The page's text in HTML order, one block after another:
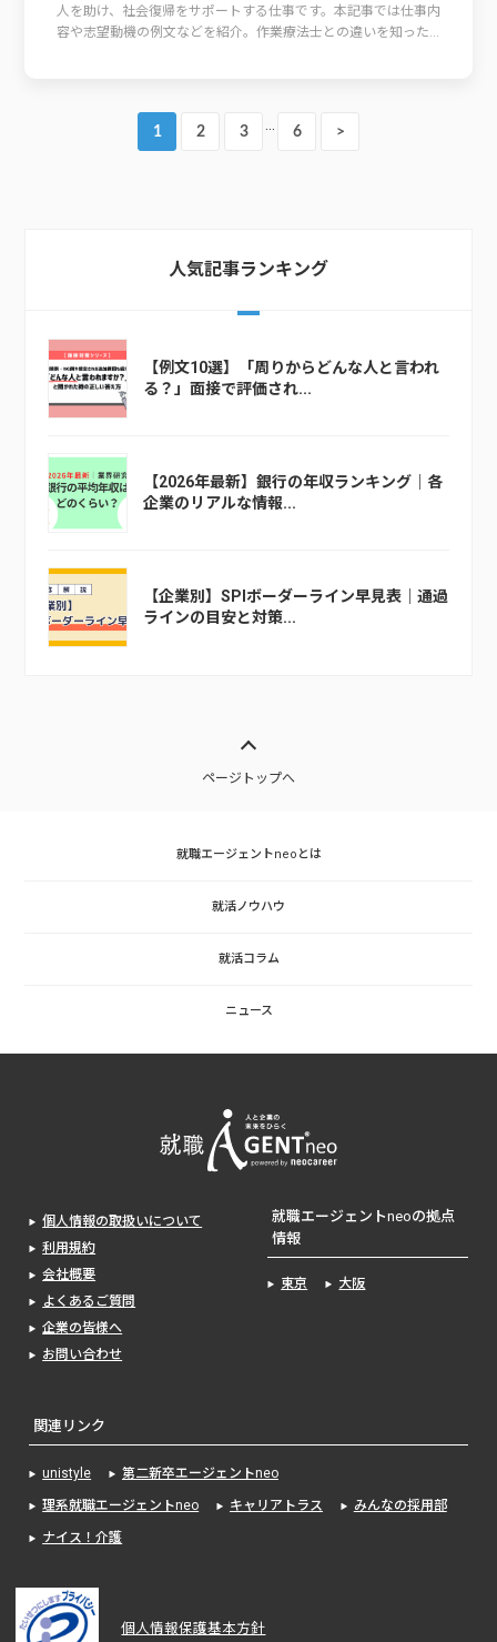
人を助け、社会復帰をサポートする仕事です。本記事では仕事内
容や志望動機の例文などを紹介。作業療法士との違いを知った...
1 2 3 … 6 >
人気記事ランキング
【例文10選】「周りからどんな人と言われ
る？」面接で評価され...
【2026年最新】銀行の年収ランキング｜各
企業のリアルな情報...
【企業別】SPIボーダーライン早見表｜通過
ラインの目安と対策...
ページトップへ
就職エージェントneoとは
就活ノウハウ
就活コラム
ニュース
個人情報の取扱いについて
利用規約
会社概要
よくあるご質問
企業の皆様へ
お問い合わせ
就職エージェントneoの拠点
情報
東京 大阪
関連リンク
unistyle 第二新卒エージェントneo
理系就職エージェントneo キャリアトラス みんなの採用部
ナイス！介護
個人情報保護基本方針